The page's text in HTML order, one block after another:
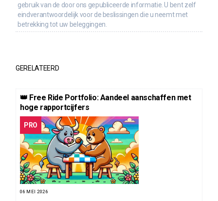
gebruik van de door ons gepubliceerde informatie. U bent zelf
eindverantwoordelijk voor de beslissingen die u neemt met
betrekking tot uw beleggingen.
GERELATEERD
👑 Free Ride Portfolio: Aandeel aanschaffen met
hoge rapportcijfers
PRO
06 MEI 2026